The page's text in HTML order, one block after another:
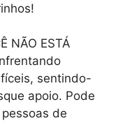
NÃO ESTÁ
sentindo-
apoio. Pode
de